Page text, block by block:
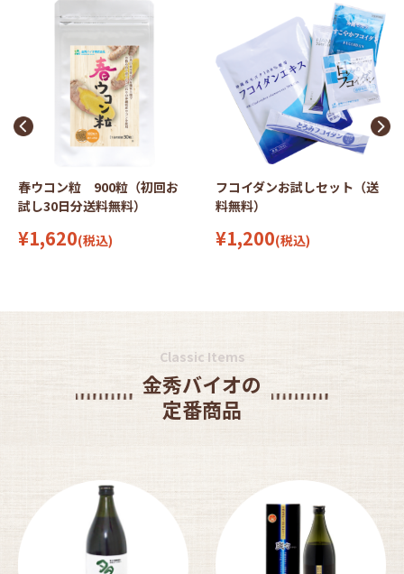
春ウコン粒 900粒（初回お
試し30日分送料無料）
¥1,620(税込)
フコイダンお試しセット（送
料無料）
¥1,200(税込)
Classic Items
金秀バイオの
定番商品